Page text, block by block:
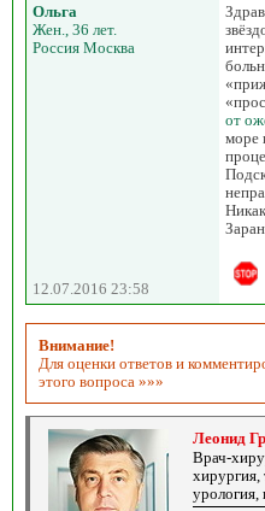
Ольга
Жен., 36 лет.
Россия Москва
от
море
12.07.2016 23:58
Внимание!
Для оценки ответов и
этого вопроса »»»
Леонид
Врач-
хирургия,
урология,